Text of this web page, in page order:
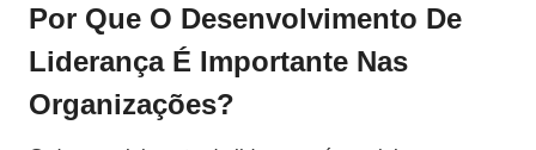
Por Que O Desenvolvimento De
Liderança É Importante Nas
Organizações?